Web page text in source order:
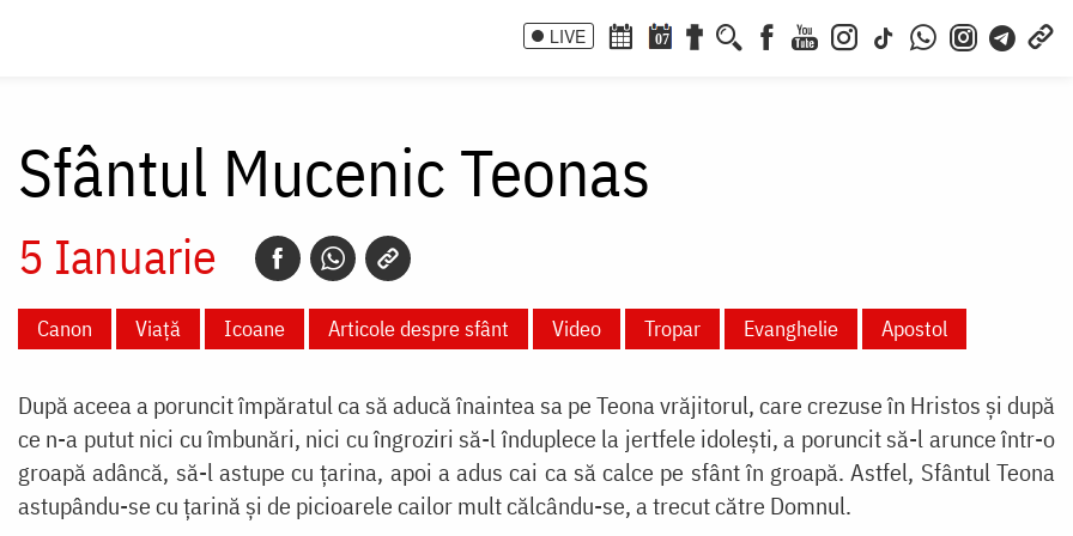
LIVE 07
Sfântul Mucenic Teonas
5 Ianuarie
Canon Viață Icoane Articole despre sfânt Video Tropar Evanghelie Apostol
După aceea a poruncit împăratul ca să aducă înaintea sa pe Teona vrăjitorul, care crezuse în Hristos şi după
ce n-a putut nici cu îmbunări, nici cu îngroziri să-l înduplece la jertfele idoleşti, a poruncit să-l arunce într-o
groapă adâncă, să-l astupe cu ţarina, apoi a adus cai ca să calce pe sfânt în groapă. Astfel, Sfântul Teona
astupându-se cu ţarină şi de picioarele cailor mult călcându-se, a trecut către Domnul.